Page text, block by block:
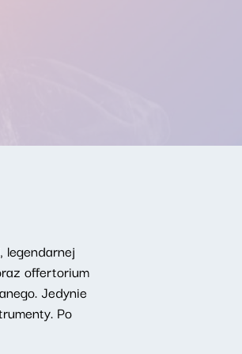
legendarnej
offertorium
Jedynie
Po